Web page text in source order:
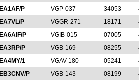
EA1AF/P
VGP-037 34053
EA7VL/P
VGGR-271 18171
EA6AIF/P
VGIB-015 07005
EA3RP/P
VGB-169 08255
EA4MY/1
VGAV-180 05241
EB3CNV/P
VGB-143 08199